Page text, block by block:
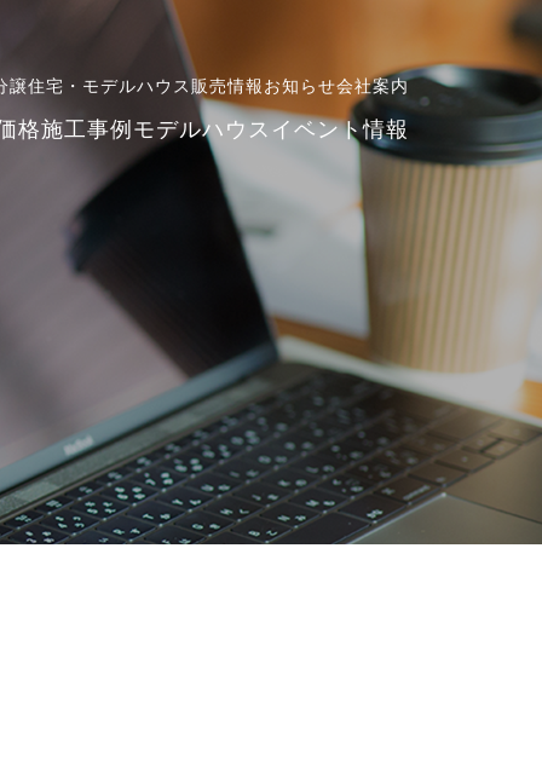
譲住宅・モデルハウス販売情報お知らせ会社案内
格施工事例 モデルハウス イベント情報